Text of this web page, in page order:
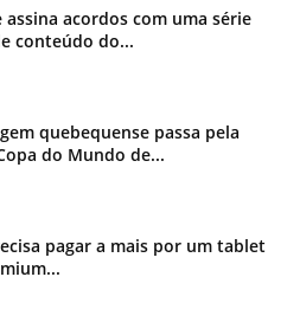
assina acordos com uma série
conteúdo do...
quebequense passa pela
do Mundo de...
pagar a mais por um tablet